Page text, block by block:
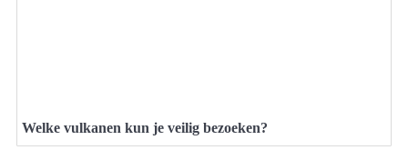
Welke vulkanen kun je veilig bezoeken?